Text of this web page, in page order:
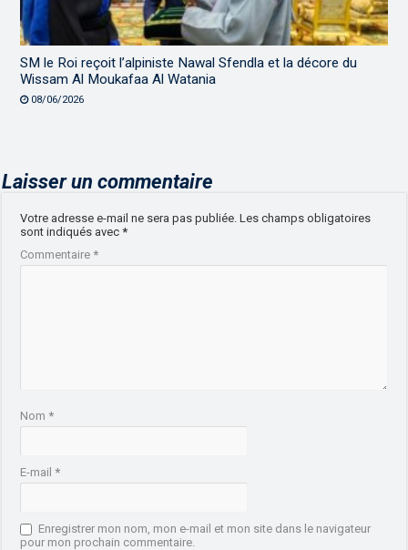
SM le Roi reçoit l’alpiniste Nawal Sfendla et la décore du
Wissam Al Moukafaa Al Watania
08/06/2026
Laisser un commentaire
Votre adresse e-mail ne sera pas publiée. Les champs obligatoires
sont indiqués avec*
Commentaire*
Nom*
E-mail*
Enregistrer mon nom, mon e-mail et mon site dans le navigateur
pour mon prochain commentaire.